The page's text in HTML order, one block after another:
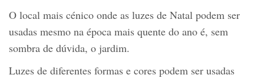
O local mais cénico onde as luzes de Natal podem ser
usadas mesmo na época mais quente do ano é, sem
sombra de dúvida, o jardim.
Luzes de diferentes formas e cores podem ser usadas